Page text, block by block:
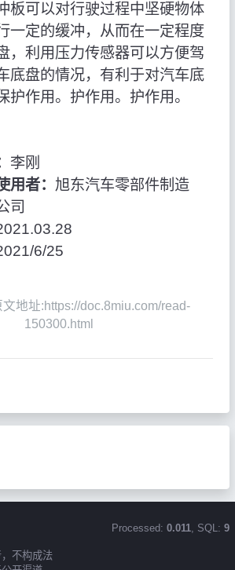
板可以对行驶过程中坚硬物体
一定的缓冲，从而在一定程度
，利用压力传感器可以方便驾
底盘的情况，有利于对汽车底
护作用。护作用。护作用。
李刚
用者： 旭东汽车零部件制造
司
6/25
地址:https://doc.8miu.com/read-
150300.html
不构成法
Processed: 0.011, SQL: 9